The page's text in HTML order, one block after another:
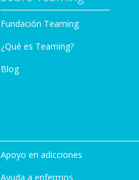
Fundación Teaming
¿Qué es Teaming?
Blog
Apoyo en adicciones
Ayuda a enfermos